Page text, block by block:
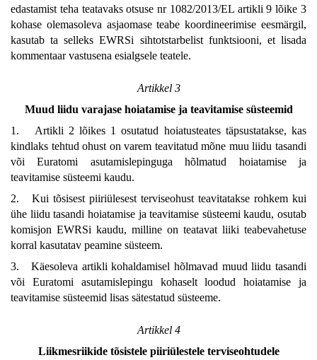
edastamist teha teatavaks otsuse nr 1082/2013/EL artikli 9 lõike 3
kohase olemasoleva asjaomase teabe koordineerimise eesmärgil,
kasutab ta selleks EWRSi sihtotstarbelist funktsiooni, et lisada
kommentaar vastusena esialgsele teatele.
Artikkel 3
Muud liidu varajase hoiatamise ja teavitamise süsteemid
1. Artikli 2 lõikes 1 osutatud hoiatusteates täpsustatakse, kas
kindlaks tehtud ohust on varem teavitatud mõne muu liidu tasandi
või Euratomi asutamislepinguga hõlmatud hoiatamise ja
teavitamise süsteemi kaudu.
2. Kui tõsisest piiriülesest terviseohust teavitatakse rohkem kui
ühe liidu tasandi hoiatamise ja teavitamise süsteemi kaudu, osutab
komisjon EWRSi kaudu, milline on teatavat liiki teabevahetuse
korral kasutatav peamine süsteem.
3. Käesoleva artikli kohaldamisel hõlmavad muud liidu tasandi
või Euratomi asutamislepingu kohaselt loodud hoiatamise ja
teavitamise süsteemid lisas sätestatud süsteeme.
Artikkel 4
Liikmesriikide tõsistele piiriülestele terviseohtudele